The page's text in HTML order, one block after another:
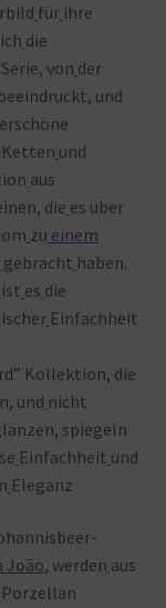
für ihre
die
von der
beeindruckt, und
Ketten und
aus
die es über
zu einem
gebracht haben.
ist es die
Einfachheit
Kollektion, die
und nicht
spiegeln
Einfachheit und
Eleganz
João, werden aus
Porzellan